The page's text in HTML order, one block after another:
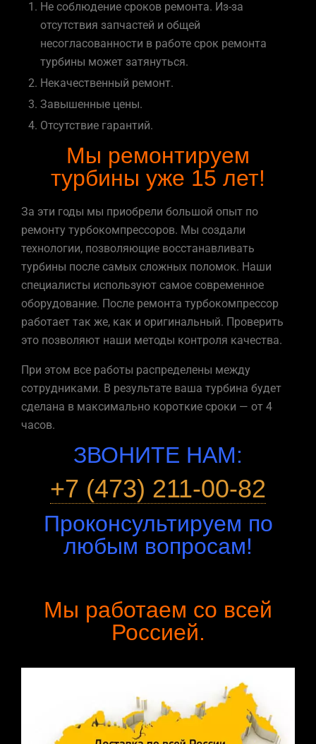
Не соблюдение сроков ремонта. Из-за
отсутствия запчастей и общей
несогласованности в работе срок ремонта
турбины может затянуться.
Некачественный ремонт.
Завышенные цены.
Отсутствие гарантий.
Мы ремонтируем
турбины уже 15 лет!
За эти годы мы приобрели большой опыт по
ремонту турбокомпрессоров. Мы создали
технологии, позволяющие восстанавливать
турбины после самых сложных поломок. Наши
специалисты используют самое современное
оборудование. После ремонта турбокомпрессор
работает так же, как и оригинальный. Проверить
это позволяют наши методы контроля качества.
При этом все работы распределены между
сотрудниками. В результате ваша турбина будет
сделана в максимально короткие сроки — от 4
часов.
ЗВОНИТЕ НАМ:
+7 (473) 211-00-82
Проконсультируем по
любым вопросам!
Мы работаем со всей
Россией.